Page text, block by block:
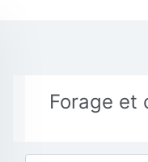
Forage et